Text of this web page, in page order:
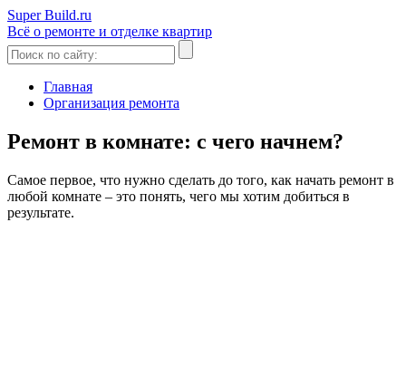
Super Build.ru
Всё о ремонте и отделке квартир
Главная
Организация ремонта
Ремонт в комнате: с чего начнем?
Самое первое, что нужно сделать до того, как начать ремонт в
любой комнате – это понять, чего мы хотим добиться в
результате.